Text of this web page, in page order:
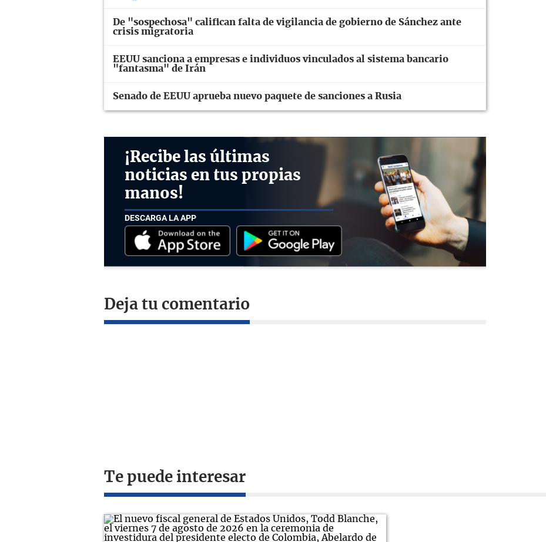
De "sospechosa" califican falta de vigilancia de gobierno de Sánchez ante
crisis migratoria
EEUU sanciona a empresas e individuos vinculados al sistema bancario
"fantasma" de Irán
Senado de EEUU aprueba nuevo paquete de sanciones a Rusia
¡Recibe las últimas
noticias en tus propias
manos!
DESCARGA LA APP
Deja tu comentario
Te puede interesar